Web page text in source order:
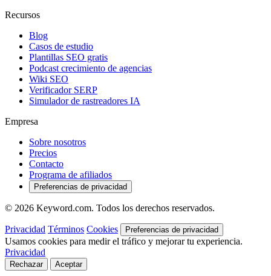
Recursos
Blog
Casos de estudio
Plantillas SEO gratis
Podcast crecimiento de agencias
Wiki SEO
Verificador SERP
Simulador de rastreadores IA
Empresa
Sobre nosotros
Precios
Contacto
Programa de afiliados
Preferencias de privacidad
© 2026 Keyword.com. Todos los derechos reservados.
Privacidad Términos Cookies Preferencias de privacidad
Usamos cookies para medir el tráfico y mejorar tu experiencia.
Privacidad
Rechazar Aceptar